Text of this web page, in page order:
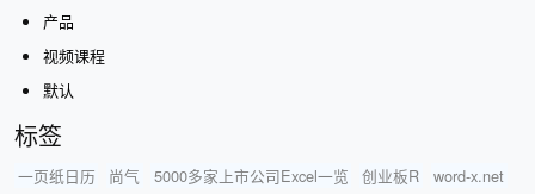
产品
视频课程
默认
标签
一页纸日历 尚气 5000多家上市公司Excel一览 创业板R
word-x.net